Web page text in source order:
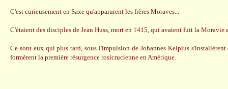
C'est curieusement en Saxe qu'apparurent les frères Moraves...
C'étaient des disciples de Jean Huss, mort en 1415, qui avaient fuit la Moravie
Ce sont eux qui plus tard, sous l'impulsion de Johannes Kelpius
formèrent la première résurgence rosicrucienne en Amérique.